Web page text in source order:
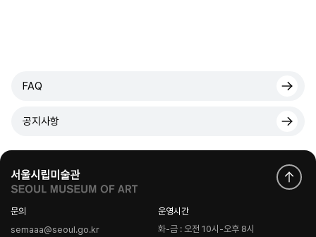
FAQ
공지사항
문의
semaaa@seoul.go.kr
운영시간
화-금 : 오전 10시-오후 8시